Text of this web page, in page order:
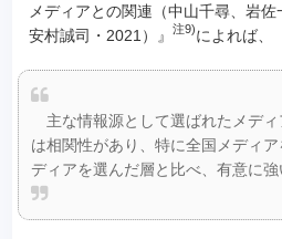
メディアとの関連（中山千尋、岩佐
安村誠司・2021）』
注9)によれば、
主な情報源として選ばれたメディ
は相関性があり、特に全国メディ
ディアを選んだ層と比べ、有意に強